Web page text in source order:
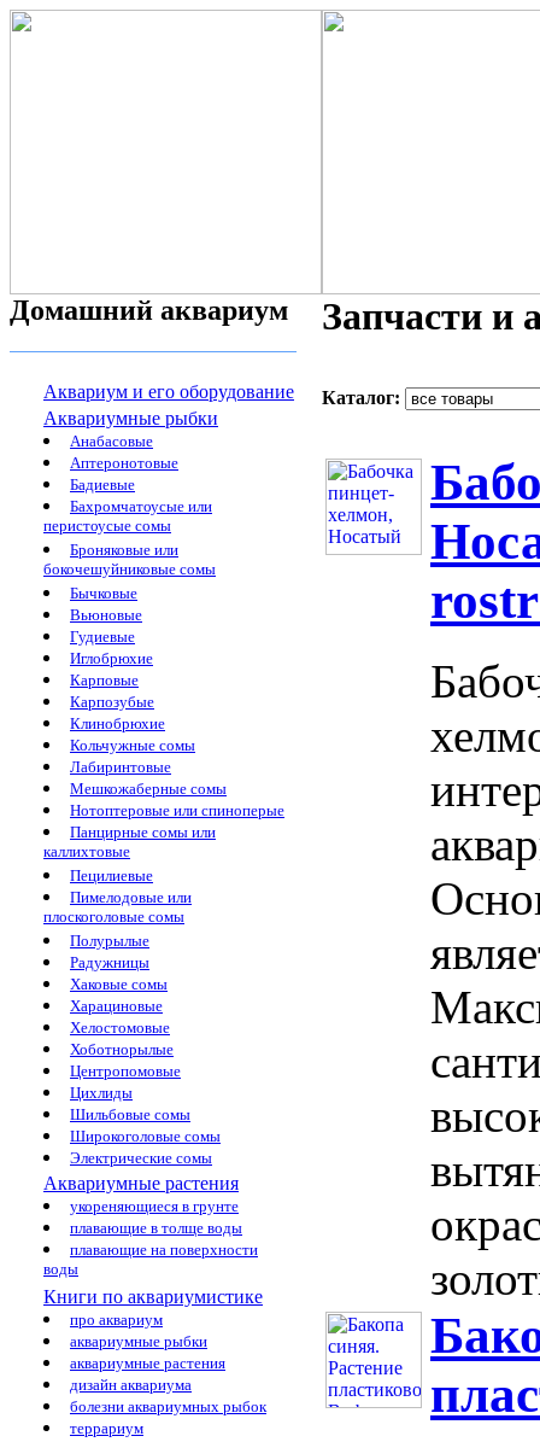
Домашний аквариум
Аквариум и его оборудование
Аквариумные рыбки
Анабасовые
Аптеронотовые
Бадиевые
Бахромчатоусые или
перистоусые сомы
Броняковые или
бокочешуйниковые сомы
Бычковые
Вьюновые
Гудиевые
Иглобрюхие
Карповые
Карпозубые
Клинобрюхие
Кольчужные сомы
Лабиринтовые
Мешкожаберные сомы
Нотоптеровые или спиноперые
Панцирные сомы или
каллихтовые
Пецилиевые
Пимелодовые или
плоскоголовые сомы
Полурылые
Радужницы
Хаковые сомы
Харациновые
Хелостомовые
Хоботнорылые
Центропомовые
Цихлиды
Шильбовые сомы
Широкоголовые сомы
Электрические сомы
Аквариумные растения
укореняющиеся в грунте
плавающие в толще воды
плавающие на поверхности
воды
Книги по аквариумистике
про аквариум
аквариумные рыбки
аквариумные растения
дизайн аквариума
болезни аквариумных рыбок
террариум
Запчасти и
Каталог: